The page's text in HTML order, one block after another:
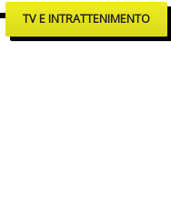
TV E INTRATTENIMENTO